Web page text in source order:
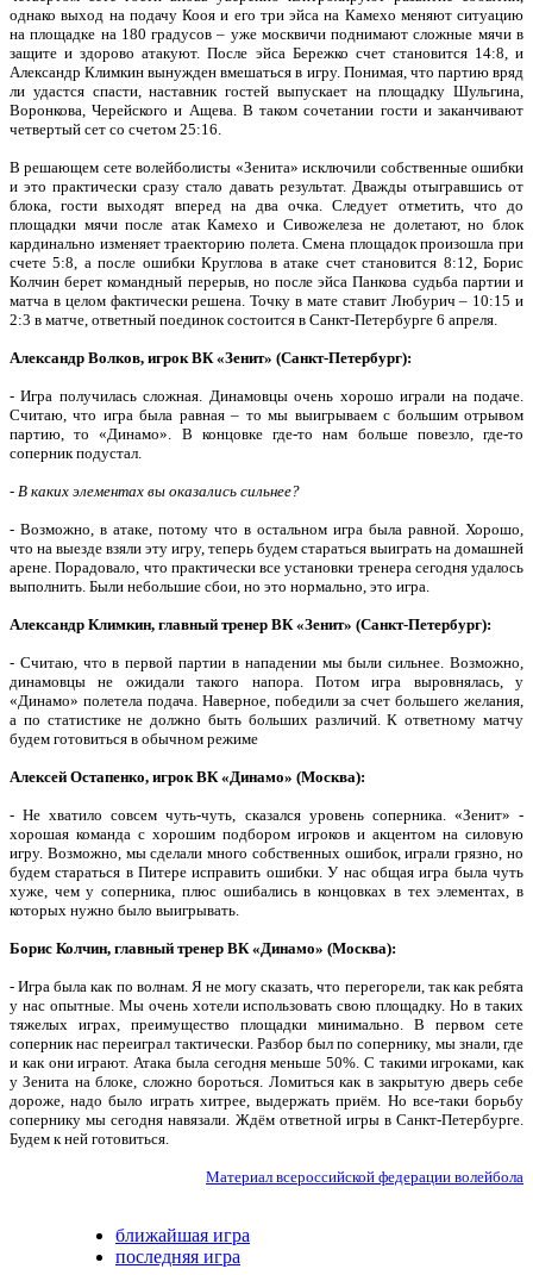
однако выход на подачу Кооя и его три эйса на Камехо меняют ситуацию
на площадке на 180 градусов – уже москвичи поднимают сложные мячи в
защите и здорово атакуют. После эйса Бережко счет становится 14:8, и
Александр Климкин вынужден вмешаться в игру. Понимая, что партию вряд
ли удастся спасти, наставник гостей выпускает на площадку Шульгина,
Воронкова, Черейского и Ащева. В таком сочетании гости и заканчивают
четвертый сет со счетом 25:16.
В решающем сете волейболисты «Зенита» исключили собственные ошибки
и это практически сразу стало давать результат. Дважды отыгравшись от
блока, гости выходят вперед на два очка. Следует отметить, что до
площадки мячи после атак Камехо и Сивожелеза не долетают, но блок
кардинально изменяет траекторию полета. Смена площадок произошла при
счете 5:8, а после ошибки Круглова в атаке счет становится 8:12, Борис
Колчин берет командный перерыв, но после эйса Панкова судьба партии и
матча в целом фактически решена. Точку в мате ставит Любурич – 10:15 и
2:3 в матче, ответный поединок состоится в Санкт-Петербурге 6 апреля.
Александр Волков, игрок ВК «Зенит» (Санкт-Петербург):
- Игра получилась сложная. Динамовцы очень хорошо играли на подаче.
Считаю, что игра была равная – то мы выигрываем с большим отрывом
партию, то «Динамо». В концовке где-то нам больше повезло, где-то
соперник подустал.
- В каких элементах вы оказались сильнее?
- Возможно, в атаке, потому что в остальном игра была равной. Хорошо,
что на выезде взяли эту игру, теперь будем стараться выиграть на домашней
арене. Порадовало, что практически все установки тренера сегодня удалось
выполнить. Были небольшие сбои, но это нормально, это игра.
Александр Климкин, главный тренер ВК «Зенит» (Санкт-Петербург):
- Считаю, что в первой партии в нападении мы были сильнее. Возможно,
динамовцы не ожидали такого напора. Потом игра выровнялась, у
«Динамо» полетела подача. Наверное, победили за счет большего желания,
а по статистике не должно быть больших различий. К ответному матчу
будем готовиться в обычном режиме
Алексей Остапенко, игрок ВК «Динамо» (Москва):
- Не хватило совсем чуть-чуть, сказался уровень соперника. «Зенит» -
хорошая команда с хорошим подбором игроков и акцентом на силовую
игру. Возможно, мы сделали много собственных ошибок, играли грязно, но
будем стараться в Питере исправить ошибки. У нас общая игра была чуть
хуже, чем у соперника, плюс ошибались в концовках в тех элементах, в
которых нужно было выигрывать.
Борис Колчин, главный тренер ВК «Динамо» (Москва):
- Игра была как по волнам. Я не могу сказать, что перегорели, так как ребята
у нас опытные. Мы очень хотели использовать свою площадку. Но в таких
тяжелых играх, преимущество площадки минимально. В первом сете
соперник нас переиграл тактически. Разбор был по сопернику, мы знали, где
и как они играют. Атака была сегодня меньше 50%. С такими игроками, как
у Зенита на блоке, сложно бороться. Ломиться как в закрытую дверь себе
дороже, надо было играть хитрее, выдержать приём. Но все-таки борьбу
сопернику мы сегодня навязали. Ждём ответной игры в Санкт-Петербурге.
Будем к ней готовиться.
Материал всероссийской федерации волейбола
ближайшая игра
последняя игра